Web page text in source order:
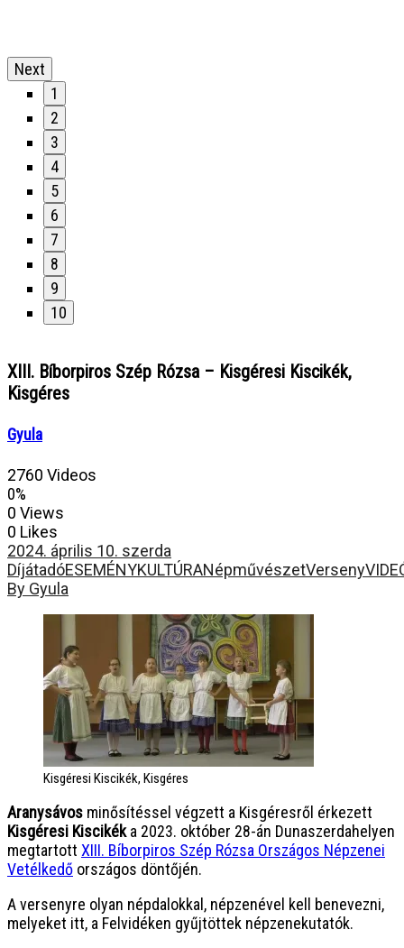
Next
1
2
3
4
5
6
7
8
9
10
XIII. Bíborpiros Szép Rózsa – Kisgéresi Kiscikék,
Kisgéres
Gyula
2760 Videos
0%
0 Views
0 Likes
2024. április 10. szerda
DíjátadóESEMÉNYKULTÚRANépművészetVerseny
By Gyula
Kisgéresi Kiscikék, Kisgéres
Aranysávos minősítéssel végzett a Kisgéresről érkezett
Kisgéresi Kiscikéka 2023. október 28-án Dunaszerdahelyen
megtartott XIII. Bíborpiros Szép Rózsa Országos Népzenei
Vetélkedő országos döntőjén.
A versenyre olyan népdalokkal, népzenével kell benevezni,
melyeket itt, a Felvidéken gyűjtöttek népzenekutatók.